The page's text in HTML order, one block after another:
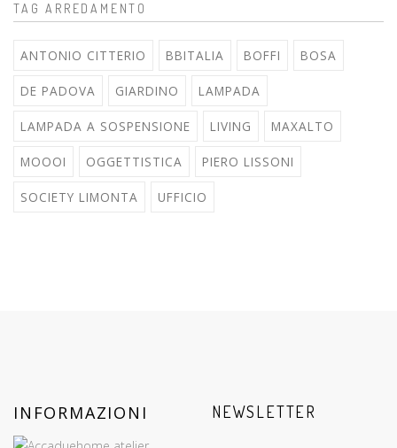
TAG ARREDAMENTO
ANTONIO CITTERIO BBITALIA BOFFI BOSA
DE PADOVA GIARDINO LAMPADA
LAMPADA A SOSPENSIONE LIVING MAXALTO
MOOOI OGGETTISTICA PIERO LISSONI
SOCIETY LIMONTA UFFICIO
INFORMAZIONI NEWSLETTER